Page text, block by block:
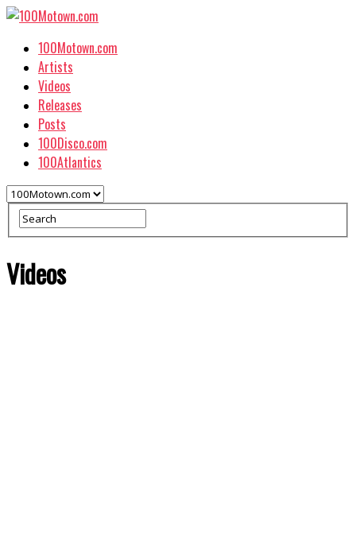
100Motown.com
Artists
Videos
Releases
Posts
100Disco.com
100Atlantics
Videos